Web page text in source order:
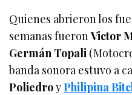
Quienes abrieron los
semanas fueronVictor
Germán Topali
banda sonora estuvo a
PoliedroyPhilipina